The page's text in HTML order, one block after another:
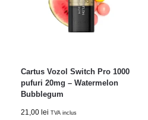
Cartus Vozol Switch Pro 1000
pufuri 20mg – Watermelon
Bubblegum
21,00 lei TVA inclus